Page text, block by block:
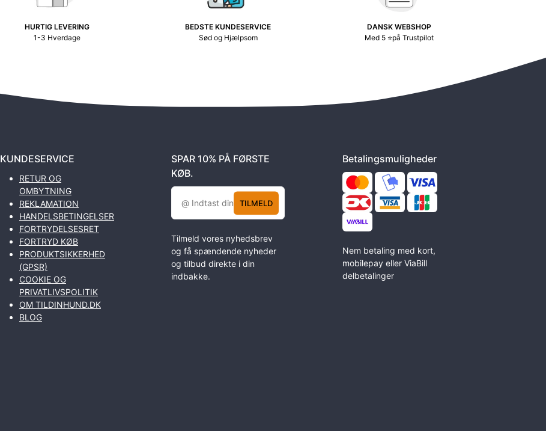
HURTIG LEVERING
1-3 Hverdage
BEDSTE KUNDESERVICE
Sød og Hjælpsom
DANSK WEBSHOP
Med 5 ⭐på Trustpilot
KUNDESERVICE
RETUR OG
OMBYTNING
REKLAMATION
HANDELSBETINGELSER
FORTRYDELSESRET
FORTRYD KØB
PRODUKTSIKKERHED
(GPSR)
COOKIE OG
PRIVATLIVSPOLITIK
OM TILDINHUND.DK
BLOG
SPAR 10% PÅ FØRSTE
KØB.
TILMELD
Tilmeld vores nyhedsbrev
og få spændende nyheder
og tilbud direkte i din
indbakke.
Betalingsmuligheder
Nem betaling med kort,
mobilepay eller ViaBill
delbetalinger